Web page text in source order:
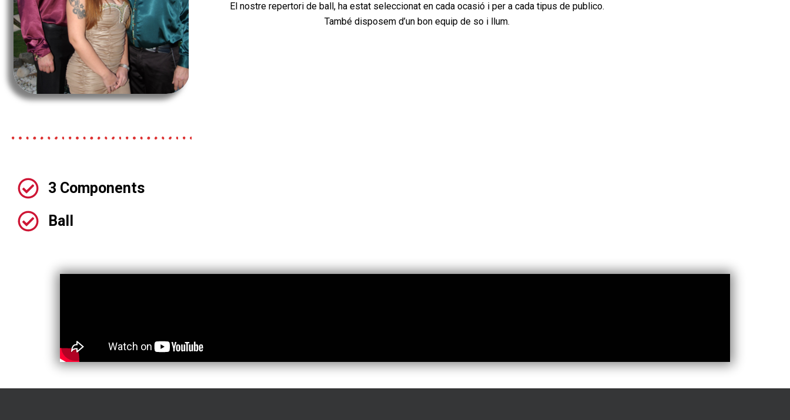
3 Components
Ball
El nostre repertori de ball, ha estat seleccionat en cada ocasió i per a cada tipus de publico.
També disposem d’un bon equip de so i llum.